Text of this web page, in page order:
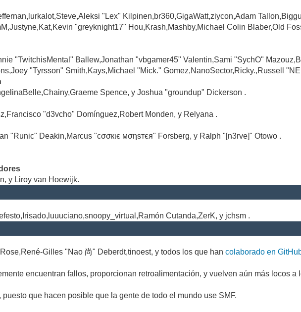
"Lex" Kilpinen,br360,GigaWatt,ziycon,Adam
"greyknight17" Hou,Krash,Mashby,Michael Colin Blaber,Old
"TwitchisMental" Ballew,Jonathan "vbgamer45" Valentin,Sami "SychO"
"Tyrsson" Smith,Kays,Michael "Mick." Gomez,NanoSector,Ricky.,Russell
Spence, y Joshua "groundup" Dickerson .
"d3vcho" Domínguez,Robert Monden, y Relyana .
"Runic" Deakin,Marcus "cσσкιє мσηѕтєя" Forsberg, y Ralph "[n3rve]" Otowo .
y Liroy van Hoewijk.
Cutanda,ZerK, y jchsm .
Gilles "Nao 尚" Deberdt,tinoest, y todos los que hancolaborado en
encuentran fallos, proporcionan retroalimentación, y vuelven aún más locos a
que hacen posible que la gente de todo el mundo use SMF.